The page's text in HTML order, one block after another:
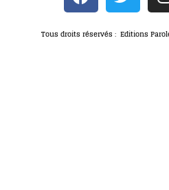
Tous droits réservés : Editions